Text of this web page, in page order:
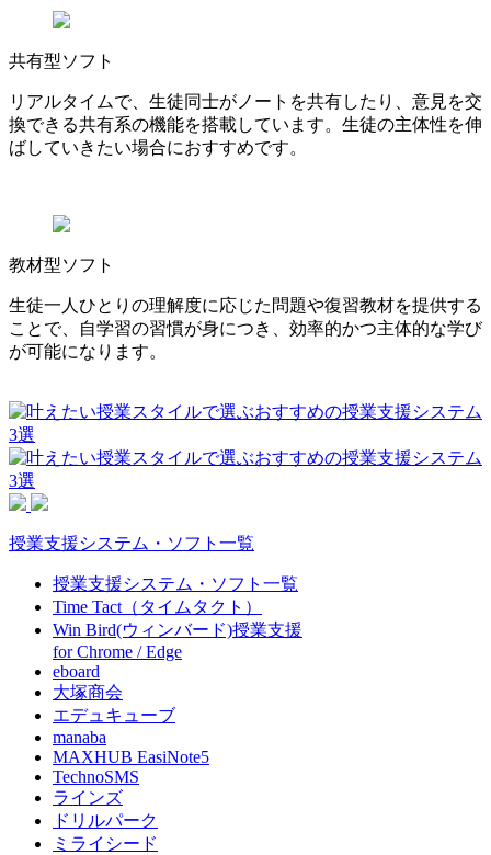
共有型ソフト
リアルタイムで、生徒同士がノートを共有したり、意見を交
換できる共有系の機能を搭載しています。生徒の主体性を伸
ばしていきたい場合におすすめです。
教材型ソフト
生徒一人ひとりの理解度に応じた問題や復習教材を提供する
ことで、自学習の習慣が身につき、効率的かつ主体的な学び
が可能になります。
授業支援システム・ソフト一覧
授業支援システム・ソフト一覧
Time Tact（タイムタクト）
Win Bird(ウィンバード)授業支援
for Chrome / Edge
eboard
大塚商会
エデュキューブ
manaba
MAXHUB EasiNote5
TechnoSMS
ラインズ
ドリルパーク
ミライシード